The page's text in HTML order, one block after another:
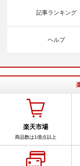
記事ランキング
ヘルプ
楽天市場
商品数は1億点以上